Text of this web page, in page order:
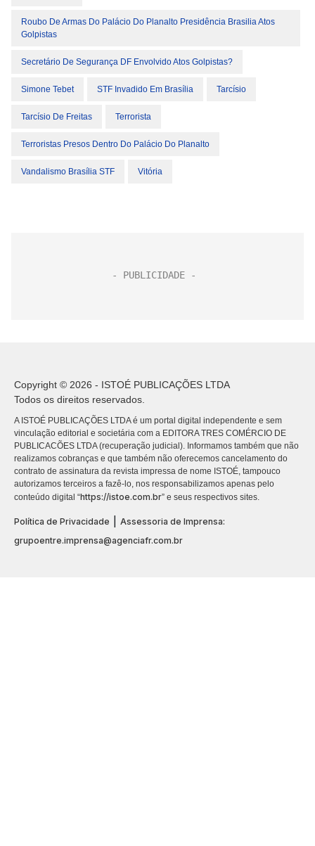
Roubo De Armas Do Palácio Do Planalto Presidência Brasilia Atos
Golpistas
Secretário De Segurança DF Envolvido Atos Golpistas?
Simone Tebet STF Invadido Em Brasília Tarcísio
Tarcísio De Freitas Terrorista
Terroristas Presos Dentro Do Palácio Do Planalto
Vandalismo Brasília STF Vitória
Copyright © 2026 - ISTOÉ PUBLICAÇÕES LTDA
Todos os direitos reservados.
A ISTOÉ PUBLICAÇÕES LTDA é um portal digital independente e sem
vinculação editorial e societária com a EDITORA TRES COMÉRCIO DE
PUBLICACÕES LTDA (recuperação judicial). Informamos também que não
realizamos cobranças e que também não oferecemos cancelamento do
contrato de assinatura da revista impressa de nome ISTOÉ, tampouco
autorizamos terceiros a fazê-lo, nos responsabilizamos apenas pelo
conteúdo digital “https://istoe.com.br” e seus respectivos sites.
Política de Privacidade
Assessoria de Imprensa:
grupoentre.imprensa@agenciafr.com.br